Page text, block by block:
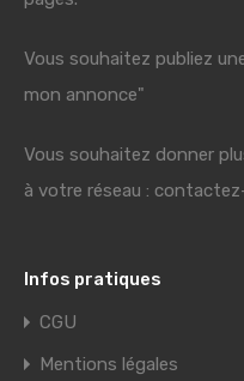
Vous souhaitez publiez
mon annonce"
Vous souhaitez donner
à votre réseau :
Infos pratiques
CGU
Mentions légales